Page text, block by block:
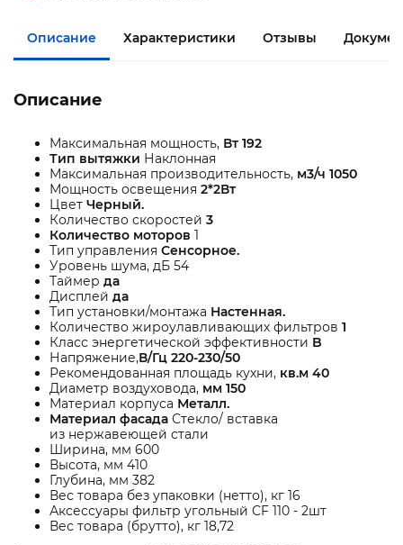
Описание Характеристики Отзывы
Описание
Максимальная мощность, Вт 192
Тип вытяжки Наклонная
Максимальная производительность, м3/ч 1050
Мощность освещения 2*2Вт
Цвет Черный.
Количество скоростей 3
Количество моторов 1
Тип управления Сенсорное.
Уровень шума, дБ 54
Таймер да
Дисплей да
Тип установки/монтажа Настенная.
Количество жироулавливающих фильтров 1
Класс энергетической эффективности B
Напряжение,В/Гц 220-230/50
Рекомендованная площадь кухни, кв.м 40
Диаметр воздуховода, мм 150
Материал корпуса Металл.
Материал фасада Стекло/ вставка
из нержавеющей стали
Ширина, мм 600
Высота, мм 410
Глубина, мм 382
Вес товара без упаковки (нетто), кг 16
Аксессуары фильтр угольный CF 110 - 2шт
Вес товара (брутто), кг 18,72